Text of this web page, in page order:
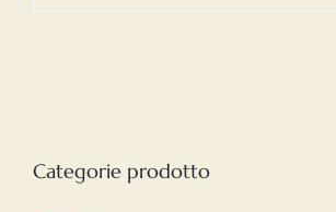
Categorie prodotto